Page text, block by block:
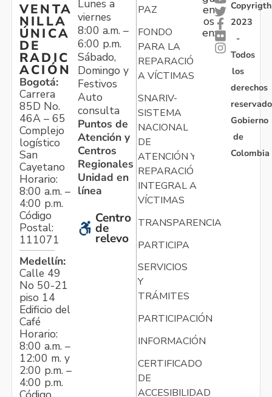
VENTA
NILLA
ÚNICA
DE
RADIC
ACIÓN
Bogotá:
Carrera
85D No.
46A – 65
Complejo
logístico
San
Cayetano
Horario:
8:00 a.m. –
4:00 p.m.
Código
Postal:
111071
Medellín:
Calle 49
No 50-21
piso 14
Edificio del
Café
Horario:
8:00 a.m. –
12:00 m. y
2:00 p.m. –
4:00 p.m.
Lunes a
viernes
8:00 a.m. –
6:00 p.m.
Sábado,
Domingo y
Festivos
Auto
consulta
Puntos de
Atención y
Centros
Regionales
Unidad en
línea
Centro
de
relevo
PAZ
FONDO
PARA LA
REPARACIÓN
A VÍCTIMAS
SNARIV-
SISTEMA
NACIONAL
DE
ATENCIÓN Y
REPARACIÓN
INTEGRAL A
VÍCTIMAS
TRANSPARENCIA
PARTICIPA
SERVICIOS
Y
TRÁMITES
PARTICIPACIÓN
INFORMACIÓN
CERTIFICADO
DE
ACCESIBILIDAD
en
os
en:
Copyrigth
2023
-
Todos
los
derechos
Gobierno
de
Colombia